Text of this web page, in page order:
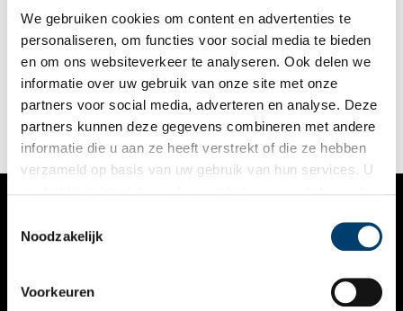
We gebruiken cookies om content en advertenties te
personaliseren, om functies voor social media te bieden
en om ons websiteverkeer te analyseren. Ook delen we
informatie over uw gebruik van onze site met onze
partners voor social media, adverteren en analyse. Deze
partners kunnen deze gegevens combineren met andere
informatie die u aan ze heeft verstrekt of die ze hebben
verzameld op basis van uw gebruik van hun services. U
Noodzakelijk
Voorkeuren
1871
Hoor wie klopt daar kinderen… Het is te hopen dat het de
Goedheiligman, en niet Pieter van Tongeren is. Op
Sinterklaasavond in 1871 vermoordde deze Heemstedenaar
blekersknecht Peter Kees… in opdracht van diens vrouw
Elisabeth Ras. Toen dit uitkwam, werd Elisabeth de eerste
vrouw die in Nederland een levenslange gevangenisstraf
VERHALEN
KALENDER